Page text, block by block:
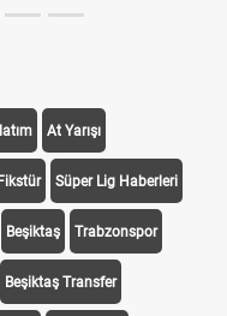
At Yarışı
Süper Lig Haberleri
Beşiktaş Trabzonspor
Beşiktaş Transfer